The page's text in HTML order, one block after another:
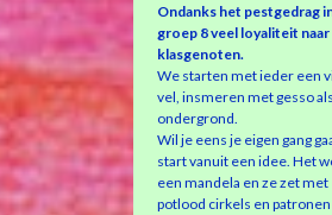
Ondanks het pestgedrag
groep 8 veel loyaliteit naar
klasgenoten.
We starten met ieder een
vel, insmeren met gesso als
ondergrond.
Wil je eens je eigen gang
start vanuit een idee. Het
een mandela en ze zet met
potlood cirkels en